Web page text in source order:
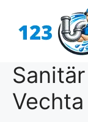
Inhalt
Vechta